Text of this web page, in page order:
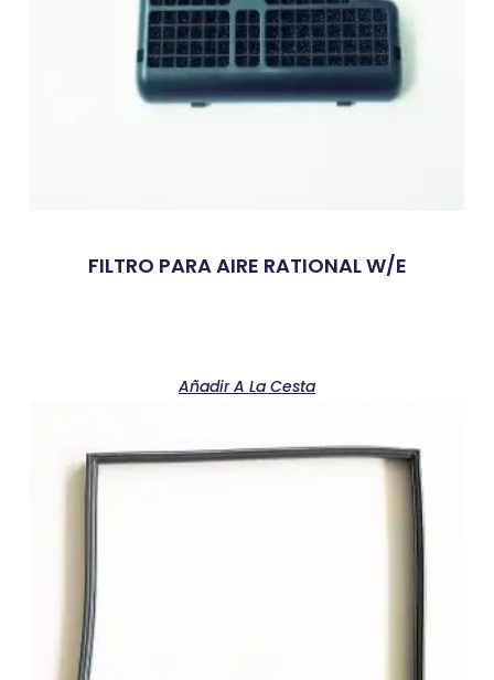
FILTRO PARA AIRE RATIONAL W/E
Añadir A La Cesta